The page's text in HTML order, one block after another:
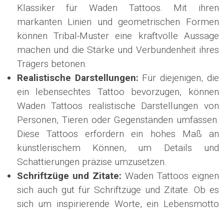
Klassiker für Waden Tattoos. Mit ihren
markanten Linien und geometrischen Formen
können Tribal-Muster eine kraftvolle Aussage
machen und die Stärke und Verbundenheit ihres
Trägers betonen.
Realistische Darstellungen: Für diejenigen, die
ein lebensechtes Tattoo bevorzugen, können
Waden Tattoos realistische Darstellungen von
Personen, Tieren oder Gegenständen umfassen.
Diese Tattoos erfordern ein hohes Maß an
künstlerischem Können, um Details und
Schattierungen präzise umzusetzen.
Schriftzüge und Zitate: Waden Tattoos eignen
sich auch gut für Schriftzüge und Zitate. Ob es
sich um inspirierende Worte, ein Lebensmotto